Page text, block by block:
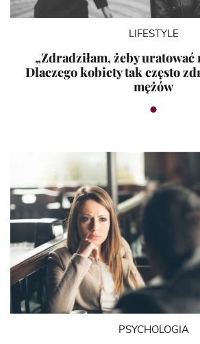
LIFESTYLE
„Zdradziłam, żeby uratować
Dlaczego kobiety tak często
mężów
PSYCHOLOGIA